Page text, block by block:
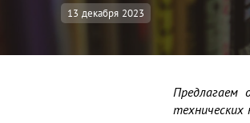
13 декабря 2023
Предлагаем
технических